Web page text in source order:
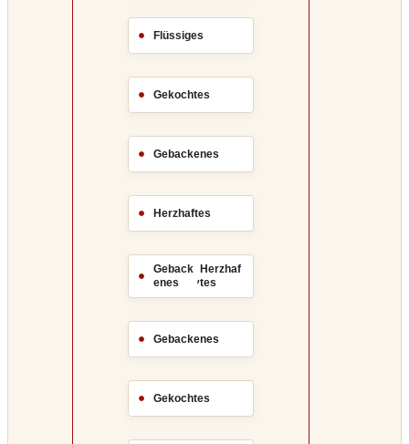
Flüssiges
Gekochtes
Gebackenes
Herzhaftes
Geback
enes
,Herzhaf
tes
Gebackenes
Gekochtes